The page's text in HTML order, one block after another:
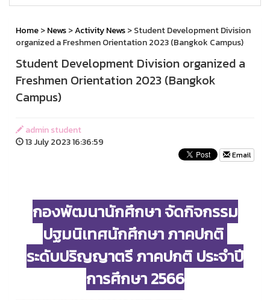
Home>News>Activity News> Student Development Division
organized a Freshmen Orientation 2023 (Bangkok Campus)
Student Development Division organized a
Freshmen Orientation 2023 (Bangkok
Campus)
admin student
13 July 2023 16:36:59
Email
กองพัฒนานักศึกษา จัดกิจกรรม
ปฐมนิเทศนักศึกษา ภาคปกติ
ระดับปริญญาตรี ภาคปกติ ประจำปี
การศึกษา 2566